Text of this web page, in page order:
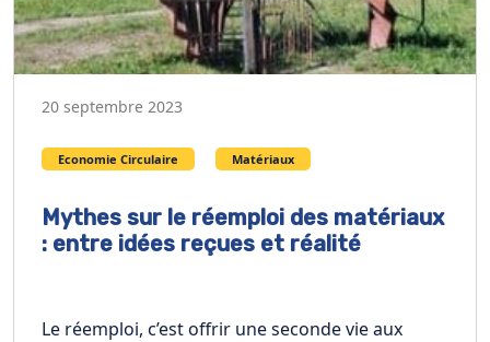
20 septembre 2023
Economie Circulaire Matériaux
Mythes sur le réemploi des matériaux
: entre idées reçues et réalité
Le réemploi, c’est offrir une seconde vie aux